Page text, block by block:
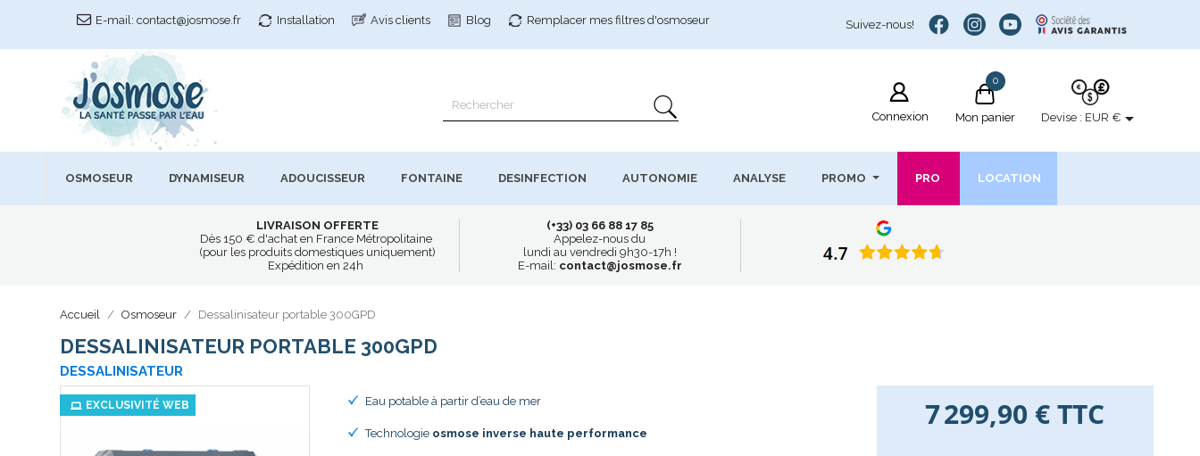
E-mail: contact@josmose.fr Installation Avis clients Blog Remplacer mes filtres d'osmoseur Suivez-nous!
Connexion Mon panier
0
Devise : EUR €
OSMOSEUR DYNAMISEUR ADOUCISSEUR FONTAINE DESINFECTION AUTONOMIE ANALYSE PROMO PRO LOCATION
LIVRAISON OFFERTE
Dès 150 € d'achat en France Métropolitaine
(pour les produits domestiques uniquement)
Expédition en 24h
(+33) 03 66 88 17 85
Appelez-nous du
lundi au vendredi 9h30-17h !
E-mail: contact@josmose.fr
Accueil Osmoseur Dessalinisateur portable 300GPD
DESSALINISATEUR PORTABLE 300GPD
DESSALINISATEUR
EXCLUSIVITÉ WEB Eau potable à partir d’eau de mer
Technologie osmose inverse haute performance
7 299,90 €TTC